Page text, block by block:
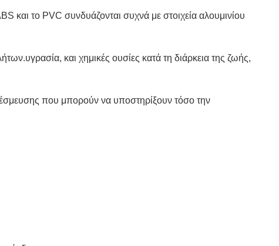
και το PVC συνδυάζονται συχνά με στοιχεία αλουμινίου
και χημικές ουσίες κατά τη διάρκεια της ζωής,
που μπορούν να υποστηρίξουν τόσο την